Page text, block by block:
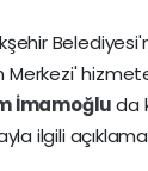
hizmete
İmamoğluda
ilgili